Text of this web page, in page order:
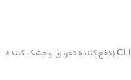
✅️ ساخته شده با تکنولوژی CLIMACOOL (دفع کننده تعریق و خشک کننده